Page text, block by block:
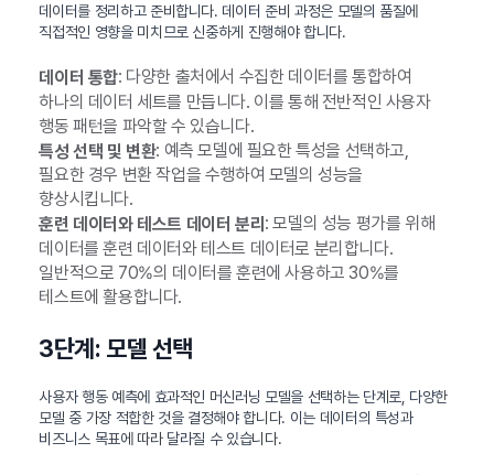
데이터를 정리하고 준비합니다. 데이터 준비 과정은 모델의 품질에
직접적인 영향을 미치므로 신중하게 진행해야 합니다.
데이터 통합: 다양한 출처에서 수집한 데이터를 통합하여
하나의 데이터 세트를 만듭니다. 이를 통해 전반적인 사용자
행동 패턴을 파악할 수 있습니다.
특성 선택 및 변환: 예측 모델에 필요한 특성을 선택하고,
필요한 경우 변환 작업을 수행하여 모델의 성능을
향상시킵니다.
훈련 데이터와 테스트 데이터 분리 : 모델의 성능 평가를 위해
데이터를 훈련 데이터와 테스트 데이터로 분리합니다.
일반적으로 70%의 데이터를 훈련에 사용하고 30%를
테스트에 활용합니다.
3단계: 모델 선택
사용자 행동 예측에 효과적인 머신러닝 모델을 선택하는 단계로, 다양한
모델 중 가장 적합한 것을 결정해야 합니다. 이는 데이터의 특성과
비즈니스 목표에 따라 달라질 수 있습니다.